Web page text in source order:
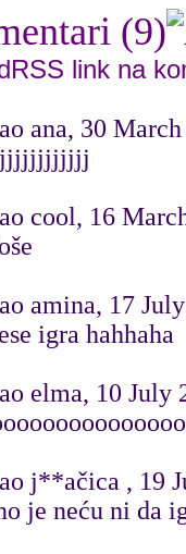
(9)
RSS link na
ana, 30
cool, 16
amina, 17
igra hahhaha
elma, 10 July
j**ačica , 19
je neću ni da